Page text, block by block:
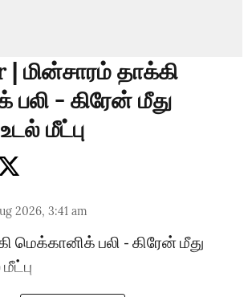
மின்சாரம் தாக்கி
பலி - கிரேன் மீது
மீட்பு
2026, 3:41 am
மெக்கானிக் பலி - கிரேன் மீது